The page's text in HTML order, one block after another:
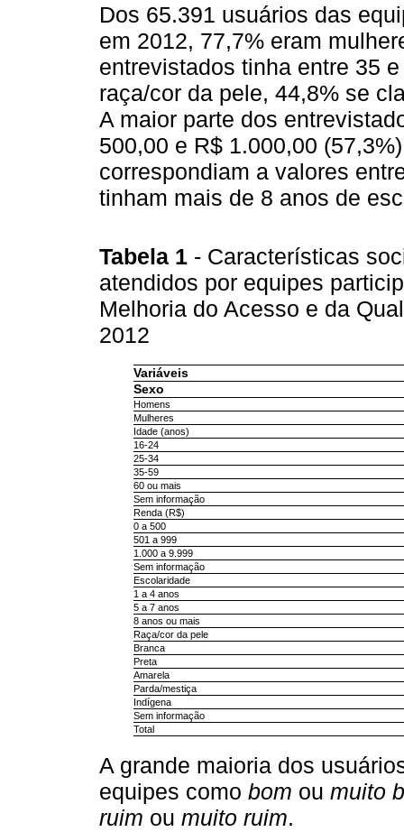
Dos 65.391 usuários das
em 2012, 77,7% eram
entrevistados tinha entre 35
raça/cor da pele, 44,8% se
A maior parte dos
500,00 e R$ 1.000,00
correspondiam a valores
tinham mais de 8 anos de
Tabela 1 - Características
atendidos por equipes
Melhoria do Acesso e da
2012
Variáveis
Sexo
Homens
Mulheres
Idade (anos)
16-24
25-34
35-59
60 ou mais
Sem informação
Renda (R$)
0 a 500
501 a 999
1.000 a 9.999
Sem informação
Escolaridade
1 a 4 anos
5 a 7 anos
8 anos ou mais
Raça/cor da pele
Branca
Preta
Amarela
Parda/mestiça
Indígena
Sem informação
Total
A grande maioria dos
equipes como bom ou muito
ruim ou muito ruim.